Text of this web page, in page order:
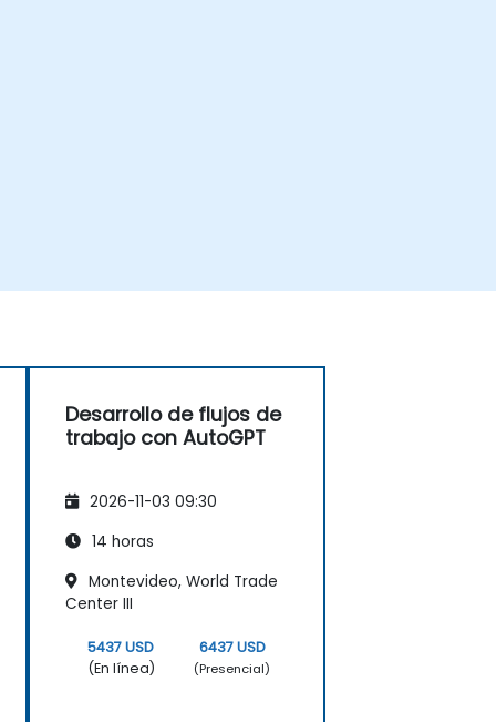
Desarrollo de flujos de
trabajo con AutoGPT
2026-11-03 09:30
14 horas
Montevideo, World Trade
Center III
5437 USD
(En línea)
6437 USD
(Presencial)